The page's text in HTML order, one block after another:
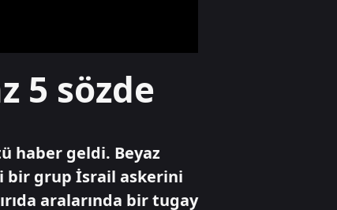
Aynı mecra farklı
kurallar!
Televizyon
İşte Salah
transferinin
5 sözde
haber geldi. Beyaz
bir grup İsrail askerini
aralarında bir tugay